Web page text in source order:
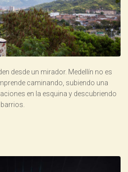
desde un mirador. Medellín no es
caminando, subiendo una
en la esquina y descubriendo